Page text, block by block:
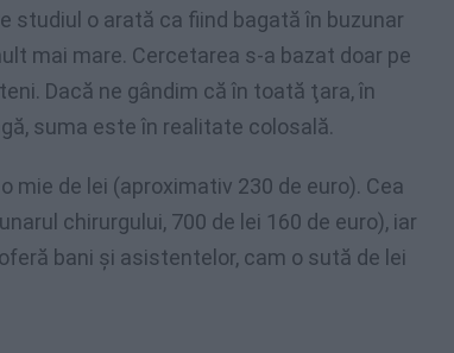
studiul o arată ca fiind bagată în buzunar
mai mare. Cercetarea s-a bazat doar pe
Dacă ne gândim că în toată ţara, în
suma este în realitate colosală.
de lei (aproximativ 230 de euro). Cea
chirurgului, 700 de lei 160 de euro), iar
bani şi asistentelor, cam o sută de lei